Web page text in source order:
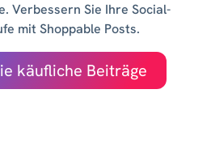
Verbessern Sie Ihre Social-
mit Shoppable Posts.
käufliche Beiträge